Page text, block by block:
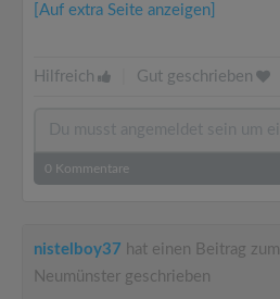
[Auf extra Seite anzeigen]
Hilfreich Gut geschrieben
0 Kommentare
nistelboy37 hat einen Beitrag zum
Neumünster geschrieben